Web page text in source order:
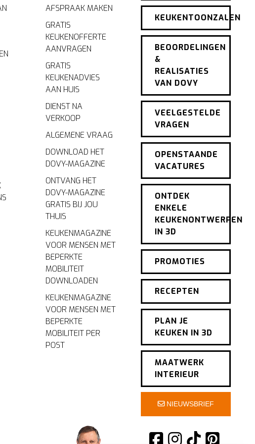
AFSPRAAK MAKEN
GRATIS
KEUKENOFFERTE
AANVRAGEN
GRATIS
KEUKENADVIES
AAN HUIS
DIENST NA
VERKOOP
ALGEMENE VRAAG
DOWNLOAD HET
DOVY-MAGAZINE
ONTVANG HET
DOVY-MAGAZINE
GRATIS BIJ JOU
THUIS
KEUKENMAGAZINE
VOOR MENSEN MET
BEPERKTE
MOBILITEIT
DOWNLOADEN
KEUKENMAGAZINE
VOOR MENSEN MET
BEPERKTE
MOBILITEIT PER
POST
KEUKENTOONZALEN
BEOORDELINGEN
&
REALISATIES
VAN DOVY
VEELGESTELDE
VRAGEN
OPENSTAANDE
VACATURES
ONTDEK
ENKELE
KEUKENONTWERPEN
IN 3D
PROMOTIES
RECEPTEN
PLAN JE
KEUKEN IN 3D
MAATWERK
INTERIEUR
NIEUWSBRIEF